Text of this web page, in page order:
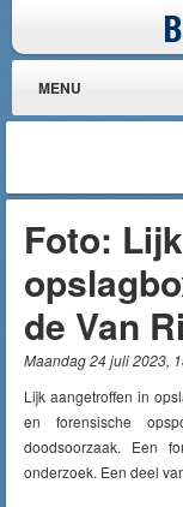
B
MENU
Foto:
de Van
Maandag 24 juli 2023,
Lijk aangetroffen in
en forensische
doodsoorzaak. Een
onderzoek. Een deel